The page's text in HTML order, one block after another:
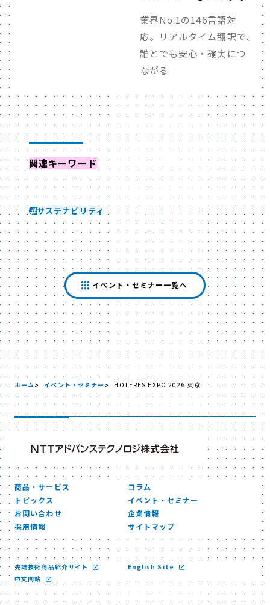
業界No.1の146言語対
応。リアルタイム翻訳で、
誰とでも安心・確実につ
ながる
関連キーワード からイベントを探す
サステナビリティ
イベント・セミナー一覧へ
ホーム イベント・セミナー HOTERES EXPO 2026 東京
商品・サービス
コラム
トピックス
イベント・セミナー
お問い合わせ
企業情報
採用情報
サイトマップ
先端技術商品紹介サイト
English Site
中文网站